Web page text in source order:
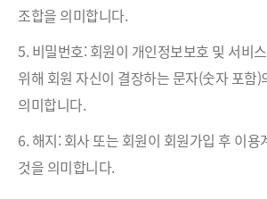
조합을 의미합니다.
5. 비밀번호: 회원이 개인정보보호 및 서비
위해 회원 자신이 결장하는 문자(숫자 포함)
의미합니다.
6. 해지: 회사 또는 회원이 회원가입 후 이용
것을 의미합니다.